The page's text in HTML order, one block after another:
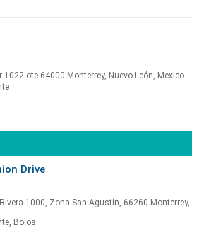
1022 ote 64000 Monterrey, Nuevo León, Mexico
Drive
1000, Zona San Agustín, 66260 Monterrey,
Bolos